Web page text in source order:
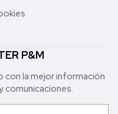
P&M
la mejor in formación
comunicaciones.